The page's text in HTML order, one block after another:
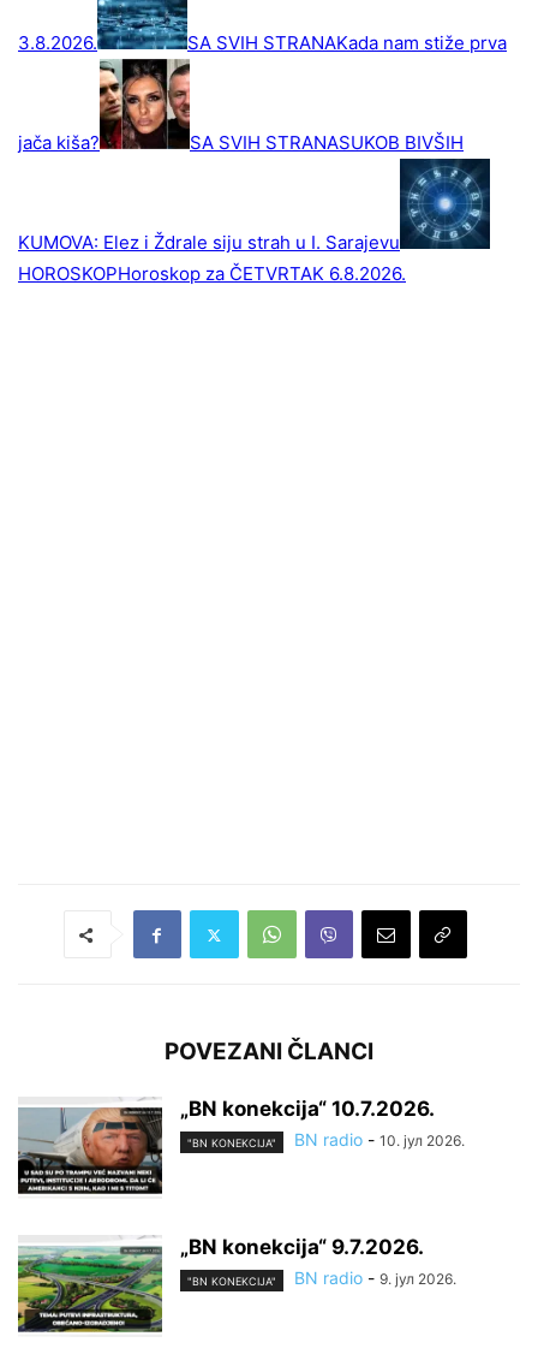
POVEZANI ČLANCI
„BN konekcija“ 10.7.2026.
"BN KONEKCIJA" BN radio - 10. јул 2026.
„BN konekcija“ 9.7.2026.
"BN KONEKCIJA" BN radio - 9. јул 2026.